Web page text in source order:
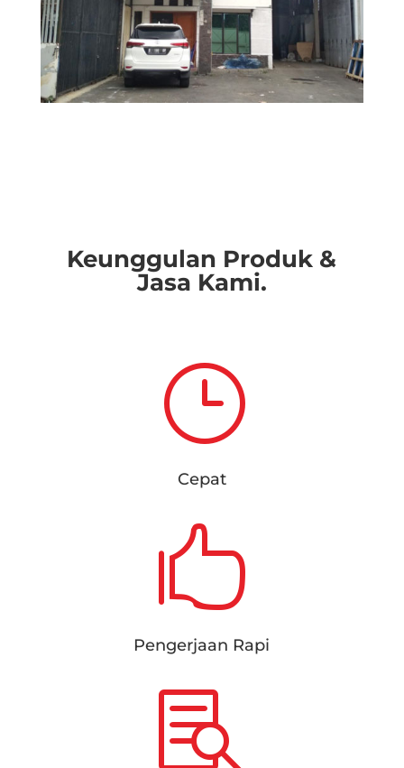
Keunggulan Produk &
Jasa Kami.
}
Cepat

Pengerjaan Rapi
